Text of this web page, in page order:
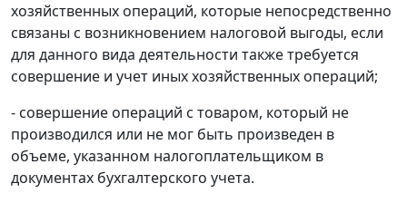
хозяйственных операций, которые непосредственно
связаны с возникновением налоговой выгоды, если
для данного вида деятельности также требуется
совершение и учет иных хозяйственных операций;
- совершение операций с товаром, который не
производился или не мог быть произведен в
объеме, указанном налогоплательщиком в
документах бухгалтерского учета.